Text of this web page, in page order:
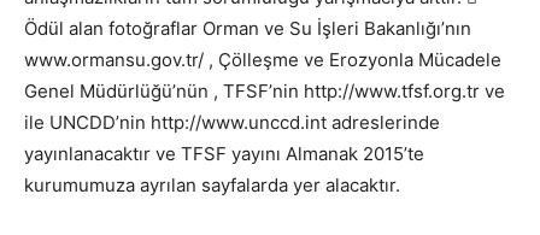
Ödül alan fotoğraflar Orman ve Su İşleri Bakanlığı’nın
www.ormansu.gov.tr/ , Çölleşme ve Erozyonla Mücadele
Genel Müdürlüğü’nün , TFSF’nin http://www.tfsf.org.tr ve
ile UNCDD’nin http://www.unccd.int adreslerinde
yayınlanacaktır ve TFSF yayını Almanak 2015’te
kurumumuza ayrılan sayfalarda yer alacaktır.